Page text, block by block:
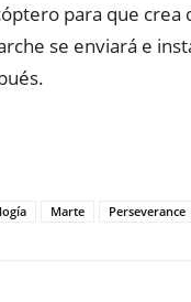
para que
se enviará e
Marte Perseverance